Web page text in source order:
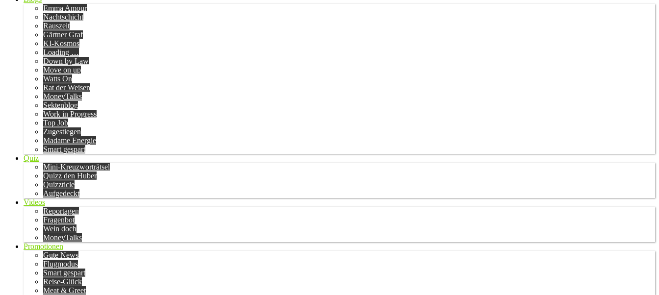
Emma Amour
Nachtschicht
Rauszeit
Gärtner Graf
KI-Kosmos
Loading …
Down by Law
Move on up
Watts On
Rat der Weisen
MoneyTalks
Sektenblog
Work in Progress
Top Job
Zugestiegen
Madame Energie
Smart gespart
Quiz
Mini-Kreuzworträtsel
Quizz den Huber
Quizzticle
Aufgedeckt
Videos
Reportagen
Fragenbot
Wein doch
MoneyTalks
Promotionen
Gute News
Flugmodus
Smart gespart
Reise-Glück
Meat & Greet